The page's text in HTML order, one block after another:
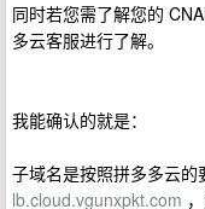
同时若您需了解您的
多云客服进行了解。
我能确认的就是：
子域名是按照拼多多云
lb.cloud.vgunxpkt.com